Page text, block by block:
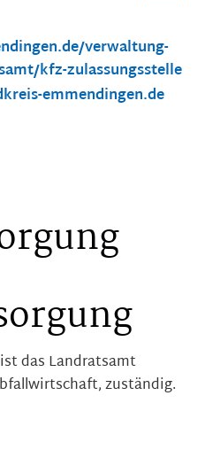
verwaltung-
kfz-zulassungsstelle
emmendingen.de
das Landratsamt
zuständig.